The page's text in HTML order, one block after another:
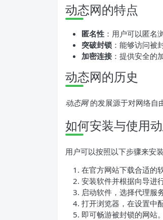
动态网的特点
匿名性 ：用户可以匿名
突破封锁 ：能够访问被
加密连接 ：提供安全的
动态网的历史
动态网的发展源于对网络自
如何安装与使用
用户可以按照以下步骤来安
在官方网站下载合适的
安装软件并根据向导进
启动软件，选择代理服
打开浏览器，在设置中
即可畅游被封锁的网站。